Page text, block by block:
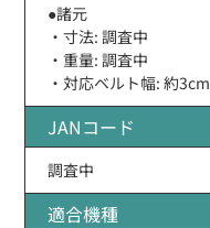
●諸元
・寸法: 調査中
・重量: 調査中
・対応ベルト幅: 約3cm
JANコード
調査中
適合機種